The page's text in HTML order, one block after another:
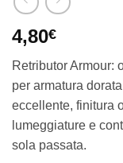
4,80€
Retributor Armour:
per armatura
eccellente, finitura
lumeggiature e
sola passata.